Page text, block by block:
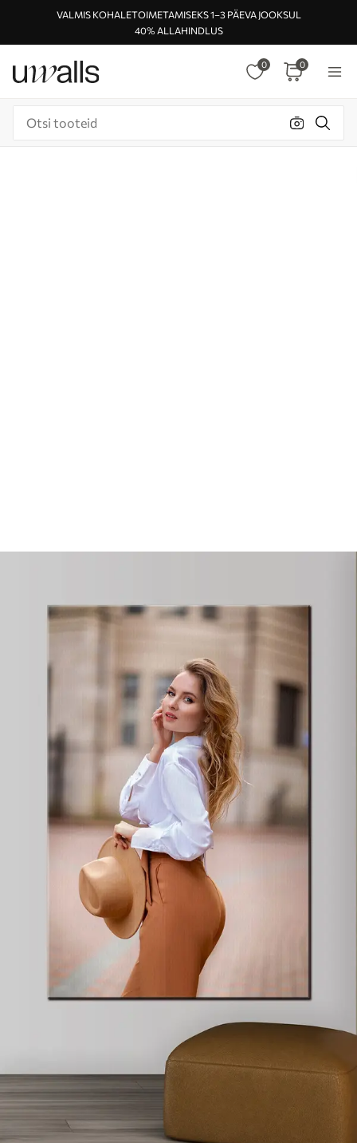
VALMIS KOHALETOIMETAMISEKS 1–3 PÄEVA JOOKSUL
40% ALLAHINDLUS
0 0